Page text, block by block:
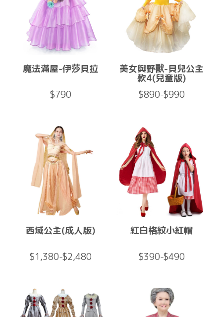
魔法滿屋-伊莎貝拉
$790
美女與野獸-貝兒公主
款4(兒童版)
$890-$990
西域公主(成人版)
$1,380-$2,480
紅白格紋小紅帽
$390-$490